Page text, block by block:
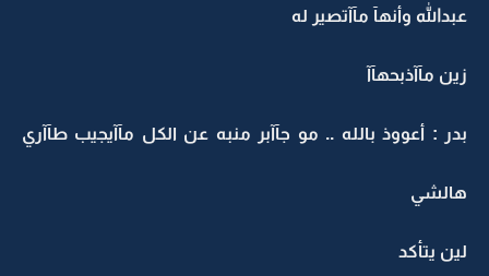
عبدالله وأنهآ مآآتصير له
زين مآآذبحهآآ
بدر : أعووذ بالله .. مو جآآبر منبه عن الكل مآآيجيب طآآري
هالشي
لين يتأكد